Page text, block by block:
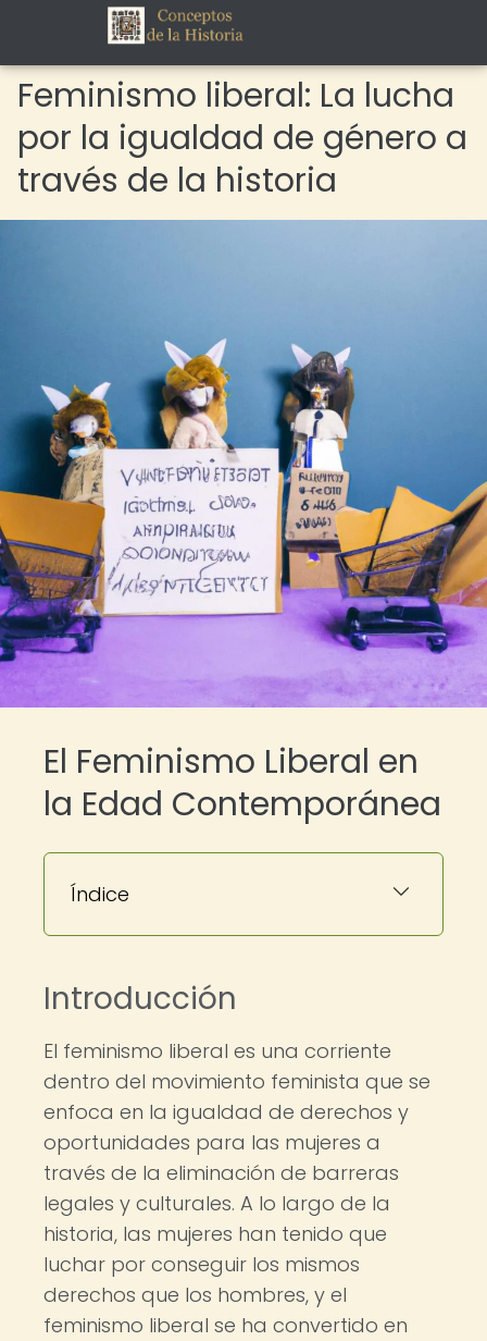
Feminismo liberal: La lucha
por la igualdad de género a
través de la historia
El Feminismo Liberal en
la Edad Contemporánea
Índice
Introducción
El feminismo liberal es una corriente
dentro del movimiento feminista que se
enfoca en la igualdad de derechos y
oportunidades para las mujeres a
través de la eliminación de barreras
legales y culturales. A lo largo de la
historia, las mujeres han tenido que
luchar por conseguir los mismos
derechos que los hombres, y el
feminismo liberal se ha convertido en